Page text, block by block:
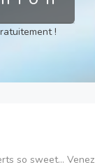
!
so sweet... Venez